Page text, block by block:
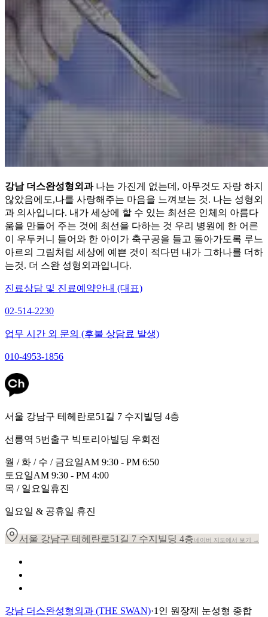
강남 더스완성형외과 나는 가진게 없는데, 아무것도 자랑 하지
않았음에도,나를 사랑해주는 마음을 느껴보는 것. 나는 성형외
과 의사입니다. 내가 세상에 할 수 있는 최선은 인체의 아름다
움을 만들어 주는 것에 최선을 다하는 것 우리 병원에 한 어른
이 우두커니 들어와 한 아이가 축구공을 들고 돌아가도록 루느
아르의 그림처럼 세상에 예쁜 것이 적다면 내가 그하나를 더하
는것. 더 스완 성형외과입니다.
진료상담 및 진료예약안내 (대표)
02-514-2230
업무 시간 외 문의 (후불 상담료 발생)
010-4953-1856
서울 강남구 테헤란로51길 7 수지빌딩 4층
선릉역 5번출구 빅토리아빌딩 우회전
월 / 화 / 수 / 금요일AM 9:30 - PM 6:50
토요일AM 9:30 - PM 4:00
목 / 일요일휴진
일요일 & 공휴일 휴진
서울 강남구 테헤란로51길 7 수지빌딩 4층네이버 지도에서 보기 →
강남 더스완성형외과 (THE SWAN)·1인 원장제 눈성형 종합